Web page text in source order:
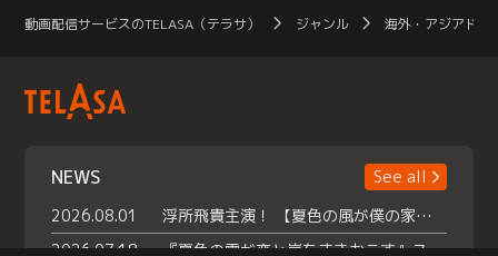
動画配信サービスのTELASA（テラサ） ジャンル 海外・アジアドラ
NEWS
See all
2026.08.01
浮所飛貴主演！ 【夏色の風が僕の家にやってきた】 本日よりテラサで独占配信スタート！
2026.07.18
『夏色の雲が恋と嵐をまきおこす』スペシャルメイキング 【Part1】2026年７月18日（土）23時30分～配信スタート！話題のシーンの裏側を大公開！豪華キャスト大集合！ 『武宮家 真夏の家族会議』開催！